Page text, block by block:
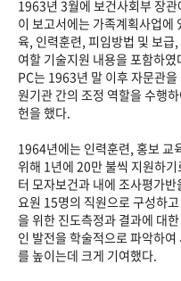
1963년 3월에 보건사회부 장
이 보고서에는 가족계획사업에
육, 인력훈련, 피임방법 및 보급
여할 기술지원 내용을 포함하였
PC는 1963년 말 이후 자문관
원기관 간의 조정 역할을 수행
헌을 했다.
1964년에는 인력훈련, 홍보 교
위해 1년에 20만 불씩 지원하
터 모자보건과 내에 조사평가
요원 15명의 직원으로 구성하
을 위한 진도측정과 결과에 대
인 발전을 학술적으로 파악하
를 높이는데 크게 기여했다.